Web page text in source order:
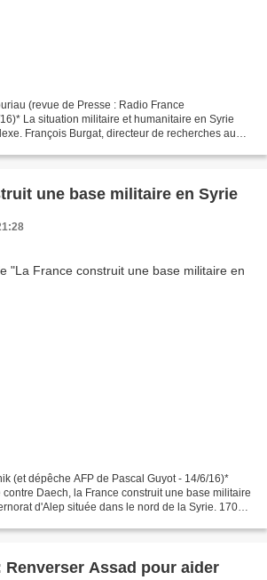
(revue de Presse : Radio France
La situation militaire et humanitaire en Syrie
François Burgat, directeur de recherches au
une base militaire en Syrie
(et dépêche AFP de Pascal Guyot - 14/6/16)*
Daech, la France construit une base militaire
d'Alep située dans le nord de la Syrie. 170
Assad pour aider